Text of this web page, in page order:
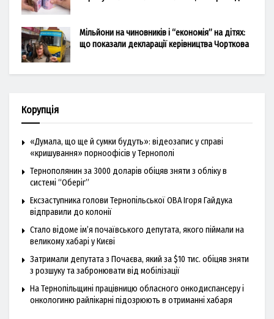
Мільйони на чиновників і “економія” на дітях:
що показали декларації керівництва Чорткова
Корупція
«Думала, що ще й сумки будуть»: відеозапис у справі
«кришування» порноофісів у Тернополі
Тернополянин за 3000 доларів обіцяв зняти з обліку в
системі “Оберіг”
Ексзаступника голови Тернопільської ОВА Ігоря Гайдука
відправили до колонії
Стало відоме ім’я почаївського депутата, якого піймали на
великому хабарі у Києві
Затримали депутата з Почаєва, який за $10 тис. обіцяв зняти
з розшуку та забронювати від мобілізації
На Тернопільщині працівницю обласного онкодиспансеру і
онкологиню райлікарні підозрюють в отриманні хабаря